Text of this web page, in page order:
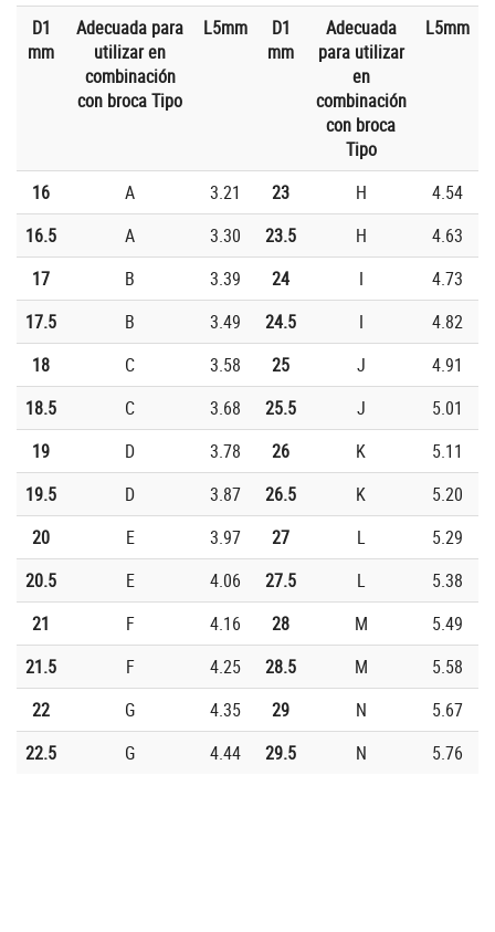
D1
mm
Adecuada para
utilizar en
combinación
con broca Tipo
L5mm
D1
mm
Adecuada
para utilizar
en
combinación
con broca
Tipo
L5mm
16 A 3.21 23 H
4.54
16.5
A 3.30 23.5 H
4.63
17
B 3.39 24 I
4.73
17.5
B 3.49 24.5 I
4.82
18
C 3.58 25 J
4.91
18.5
C 3.68 25.5 J
5.01
19
D 3.78 26 K
5.11
19.5
D 3.87 26.5 K
5.20
20
E 3.97 27 L
5.29
20.5
E 4.06 27.5 L
5.38
21
F 4.16 28 M
5.49
21.5
F 4.25 28.5 M
5.58
22
G 4.35 29 N
5.67
22.5
G 4.44 29.5 N 5.76